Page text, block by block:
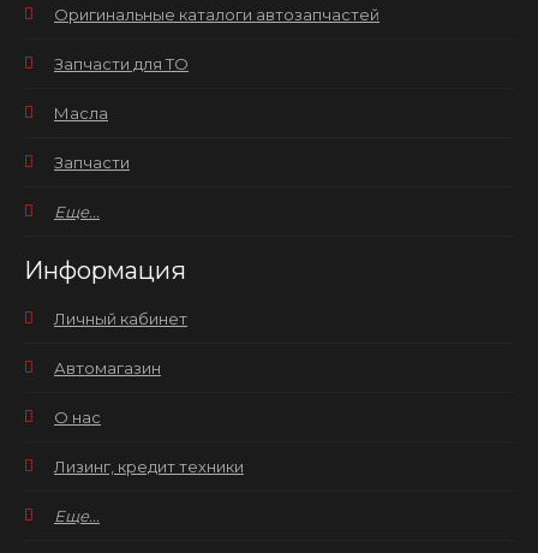
Оригинальные каталоги автозапчастей
Запчасти для ТО
Масла
Запчасти
Еще...
Информация
Личный кабинет
Автомагазин
О нас
Лизинг, кредит техники
Еще...